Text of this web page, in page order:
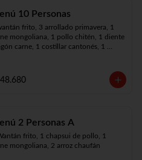
10 Personas
frito, 3 arrollado primavera, 1
mongoliana, 1 pollo chitén, 1 diente
carne, 1 costillar cantonés, 1
chaufán
2 Personas A
frito, 1 chapsui de pollo, 1
mongoliana, 2 arroz chaufán